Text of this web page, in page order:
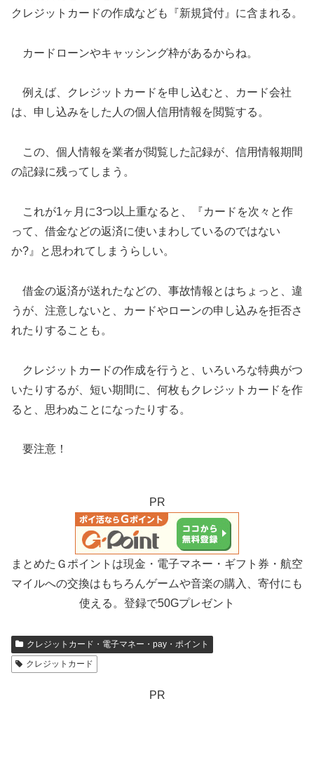
クレジットカードの作成なども『新規貸付』に含まれる。
カードローンやキャッシング枠があるからね。
例えば、クレジットカードを申し込むと、カード会社
は、申し込みをした人の個人信用情報を閲覧する。
この、個人情報を業者が閲覧した記録が、信用情報期間
の記録に残ってしまう。
これが1ヶ月に3つ以上重なると、『カードを次々と作
って、借金などの返済に使いまわしているのではない
か?』と思われてしまうらしい。
借金の返済が送れたなどの、事故情報とはちょっと、違
うが、注意しないと、カードやローンの申し込みを拒否さ
れたりすることも。
クレジットカードの作成を行うと、いろいろな特典がつ
いたりするが、短い期間に、何枚もクレジットカードを作
ると、思わぬことになったりする。
要注意！
PR
まとめたＧポイントは現金・電子マネー・ギフト券・航空
マイルへの交換はもちろんゲームや音楽の購入、寄付にも
使える。登録で50Gプレゼント
クレジットカード・電子マネー・pay・ポイント
クレジットカード
PR